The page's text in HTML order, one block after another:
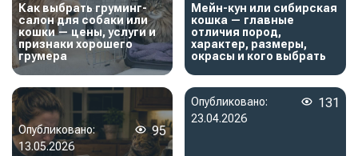
Как выбрать груминг-
салон для собаки или
кошки — цены, услуги и
признаки хорошего
грумера
Мейн-кун или сибирская
кошка — главные
отличия пород,
характер, размеры,
окрасы и кого выбрать
Опубликовано:
13.05.2026
95
Опубликовано:
23.04.2026
131